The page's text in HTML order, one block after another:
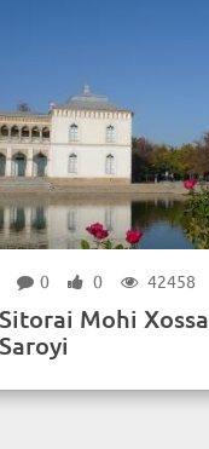
0 0 42458
Sitоrаi Mоhi Хоssа
Saroyi